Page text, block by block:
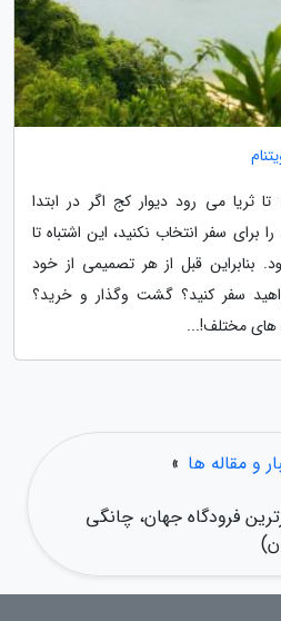
می رود دیوار کج اگر در ابتدا
سفر انتخاب نکنید، این اشتباه تا
بنابراین قبل از هر تصمیمی از خود
سفر کنید؟ گشت وگذار و خرید؟
های مختلف!...
و مقاله ها »
فرودگاه جهان، چانگی